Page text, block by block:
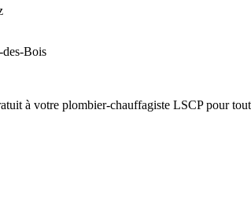
des-Bois
à votre plombier-chauffagiste LSCP pour